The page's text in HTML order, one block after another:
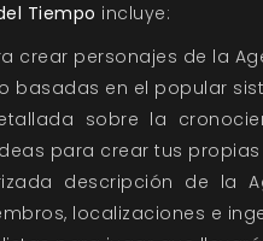
Tiempo incluye:
crear personajes de la
basadas en el popular
sobre la
para crear tus
descripción de la
localizaciones e